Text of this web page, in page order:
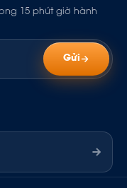
15 phút giờ hành
Gửi